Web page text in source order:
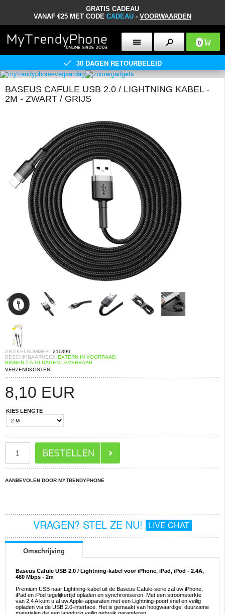
GRATIS CADEAU
VANAF €25 MET CODE CADEAU - VOORWAARDEN
0
30 DAGEN RETOURBELEID
BASEUS CAFULE USB 2.0 / LIGHTNING KABEL -
2M - ZWART / GRIJS
ARTIKELNUMMER: 211890
BESCHIKBAARHEID: EXTERN IN VOORRAAD.
BINNEN 5 A 10 DAGEN LEVERBAAR
VERZENDKOSTEN
8,10 EUR
KIES LENGTE
AANBEVOLEN DOOR MYTRENDYPHONE
VRAGEN? STEL ZE NU! LIVE CHAT
Omschrijving
Baseus Cafule USB 2.0 / Lightning-kabel voor iPhone, iPad, iPod - 2.4A,
480 Mbps - 2m
Premium USB naar Lightning-kabel uit de Baseus Cafule-serie zal uw iPhone,
iPad en iPod tegelijkertijd opladen en synchroniseren. Met een stroomsterkte
van 2,4 A kunt u al uw Apple-apparaten met een Lightning-poort snel en veilig
opladen via de USB 2.0-interface. Het is gemaakt van hoogwaardige, duurzame